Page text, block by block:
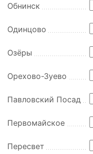
Обнинск
Одинцово
Озёры
Орехово-Зуево
Павловский Посад
Первомайское
Пересвет